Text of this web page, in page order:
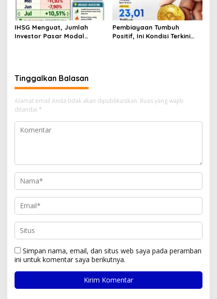
IHSG Menguat, Jumlah
Investor Pasar Modal
Pembiayaan Tumbuh
Positif, Ini Kondisi Terkini
Tinggalkan Balasan
Alamat email Anda tidak akan dipublikasikan. Ruas yang wajib
ditandai *
Simpan nama, email, dan situs web saya pada peramban
ini untuk komentar saya berikutnya.